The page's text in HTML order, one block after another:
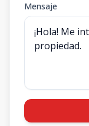
Mensaje